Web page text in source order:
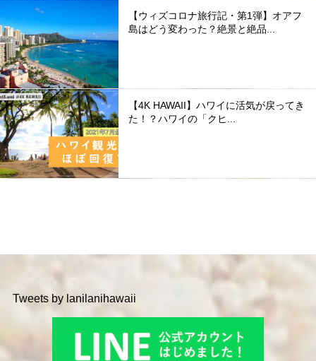
【ウィズコロナ旅行記・第1弾】オアフ
島はどう変わった？絶景と絶品...
【4K HAWAII】ハワイに活気が戻ってき
た！？ハワイの「クヒ...
Tweets by lanilanihawaii